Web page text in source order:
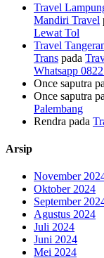
Travel
Mandiri Travel
Lewat Tol
Travel
Trans pada
Whatsapp
Once saputra
Once saputra
Palembang
Rendra pada
Arsip
November
Oktober 2024
September
Agustus 2024
Juli 2024
Juni 2024
Mei 2024